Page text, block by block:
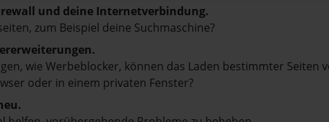
und deine Internetverbindung.
zum Beispiel deine Suchmaschine?
wie Werbeblocker, können das Laden bestimmter Seiten
oder in einem privaten Fenster?